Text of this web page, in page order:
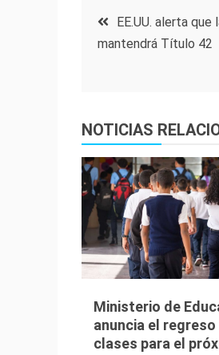
Navegación
EE.UU. alerta
mantendrá Título 42
NOTICIAS
Ministerio de
anuncia el regreso
clases para el